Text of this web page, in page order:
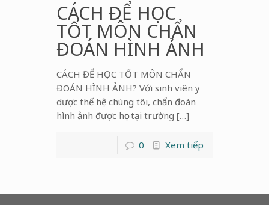
CÁCH ĐỂ HỌC
TỐT MÔN CHẨN
ĐOÁN HÌNH ẢNH
CÁCH ĐỂ HỌC TỐT MÔN CHẨN
ĐOÁN HÌNH ẢNH? Với sinh viên y
dược thế hệ chúng tôi, chẩn đoán
hình ảnh được học tại trường […]
0 Xem tiếp